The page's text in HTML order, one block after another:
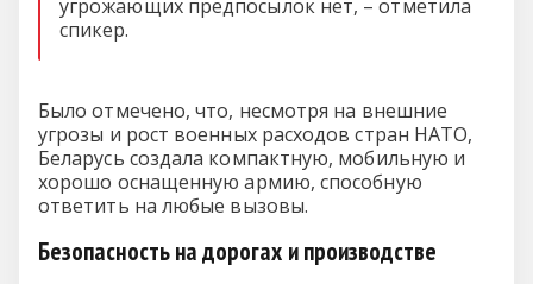
угрожающих предпосылок нет, – отметила
спикер.
Было отмечено, что, несмотря на внешние
угрозы и рост военных расходов стран НАТО,
Беларусь создала компактную, мобильную и
хорошо оснащенную армию, способную
ответить на любые вызовы.
Безопасность на дорогах и производстве